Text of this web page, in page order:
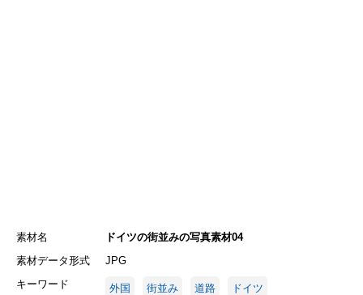
素材名
ドイツの街並みの写真素材04
素材データ形式
JPG
キーワード
外国 街並み 道路 ドイツ